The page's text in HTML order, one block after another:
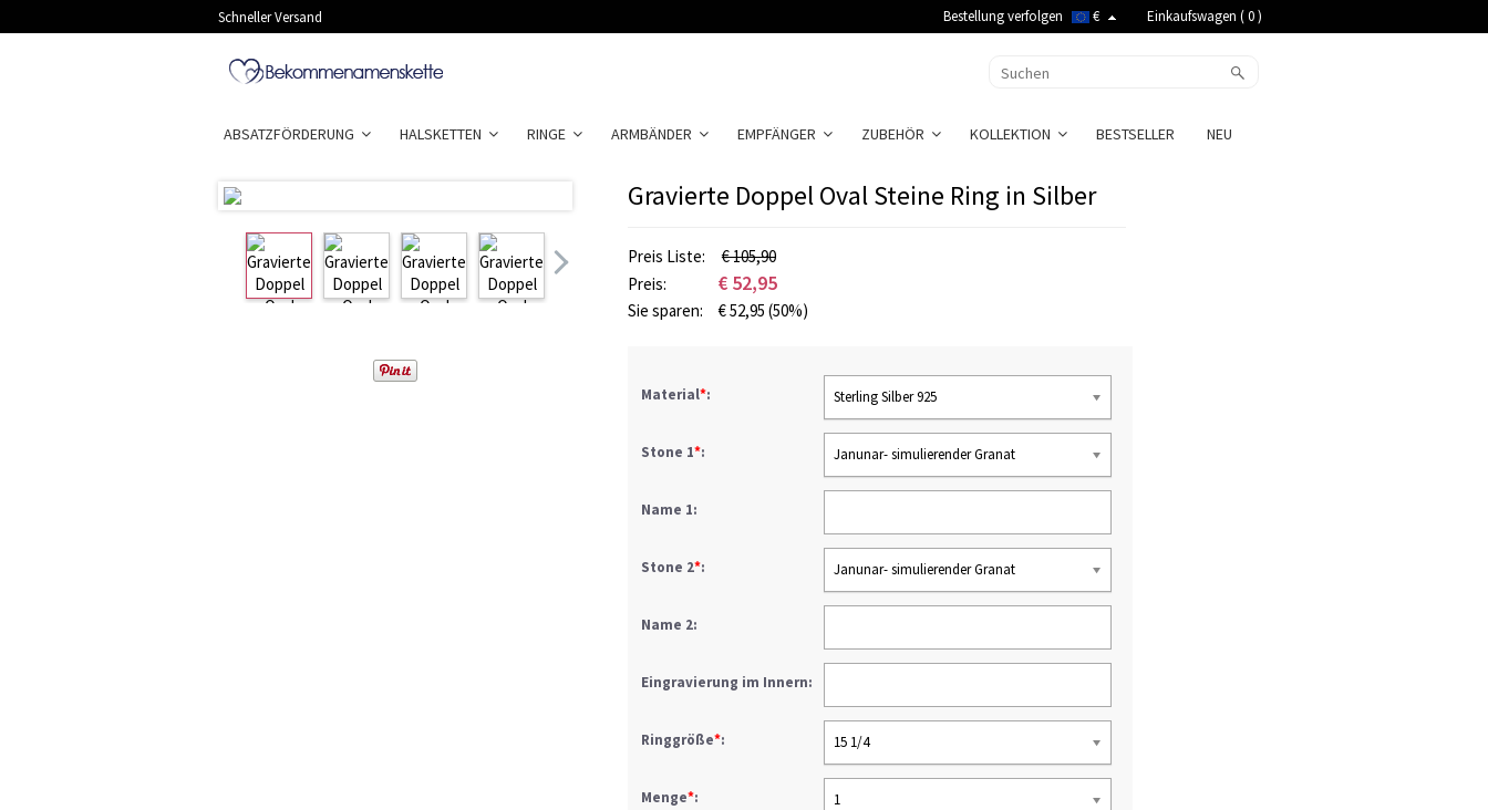
Schneller Versand Bestellung verfolgen € Einkaufswagen (0)
ABSATZFÖRDERUNG HALSKETTEN RINGE ARMBÄNDER EMPFÄNGER ZUBEHÖR KOLLEKTION BESTSELLER NEU
Gravierte Doppel Oval Steine Ring in Silber
Preis Liste:
€ 105,90
Preis:
€ 52,95
Sie sparen: €52,95 (50%)
Material*: Sterling Silber 925
Stone 1*: Janunar- simulierender Granat
Name 1:
Stone 2*: Janunar- simulierender Granat
Name 2:
Eingravierung im Innern:
Ringgröße*: 15 1/4
Menge*: 1